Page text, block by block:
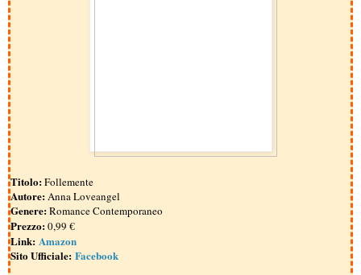
Titolo:Follemente
Autore:Anna Loveangel
Genere:Romance Contemporaneo
Prezzo:0,99 €
Link: Amazon
Sito Ufficiale: Facebook